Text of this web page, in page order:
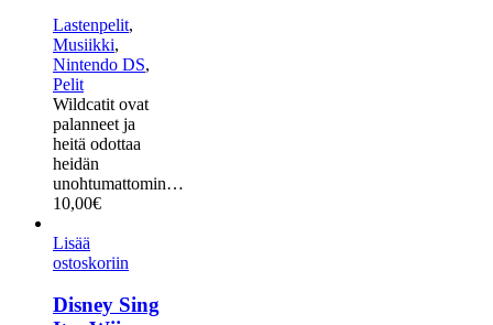
Lastenpelit,
Musiikki,
Nintendo DS,
Pelit
Wildcatit ovat
palanneet ja
heitä odottaa
heidän
unohtumattomin…
10,00€
Lisää
ostoskoriin
Disney Sing